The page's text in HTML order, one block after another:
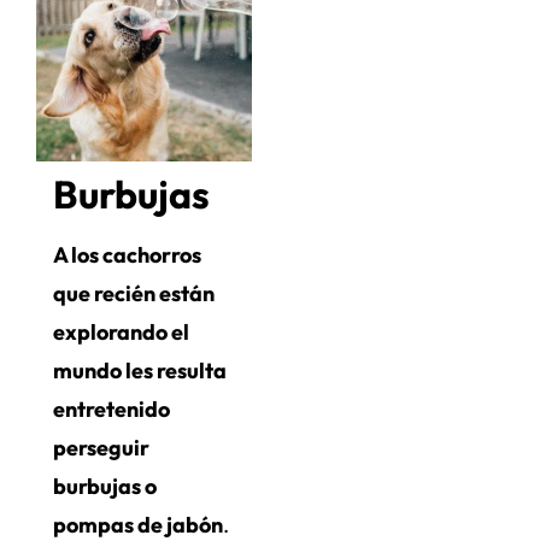
Burbujas
A los cachorros
que recién están
explorando el
mundo les resulta
entretenido
perseguir
burbujas o
pompas de jabón.